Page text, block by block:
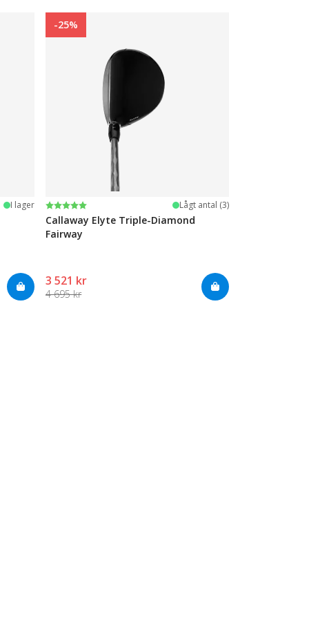
I lager
-25%
Betyg:
5.0 utav 5 stjärnor Lågt antal (3)
Callaway Elyte Triple-Diamond
Fairway
3 521 kr
4 695 kr